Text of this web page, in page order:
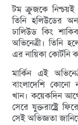
টম ক্রুজকে নিশ্চয়ই
তিনি হলিউডের
ঢালিউড কিং
অভিনেত্রী। তিনি
এর নায়িকা কোর্টনি
মার্কিন এই
বাংলাদেশি কোনো
খান। কয়েকদিন
সেরে যুক্তরাষ্ট্রে
সেই অভিজ্ঞতা